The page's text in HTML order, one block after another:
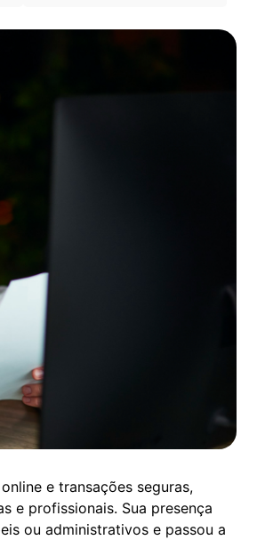
e transações seguras,
e profissionais. Sua presença
ou administrativos e passou a